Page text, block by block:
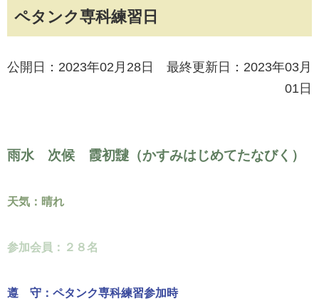
ペタンク専科練習日
公開日：2023年02月28日 最終更新日：2023年03月
01日
雨水 次候 霞初靆（かすみはじめてたなびく）
天気：晴れ
参加会員：２８名
遵 守：ペタンク専科練習参加時